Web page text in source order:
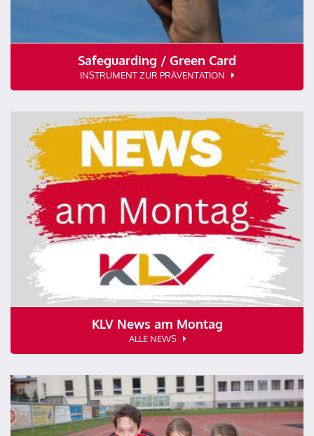
Safeguarding / Green Card
INSTRUMENT ZUR PRÄVENTATION
KLV News am Montag
ALLE NEWS